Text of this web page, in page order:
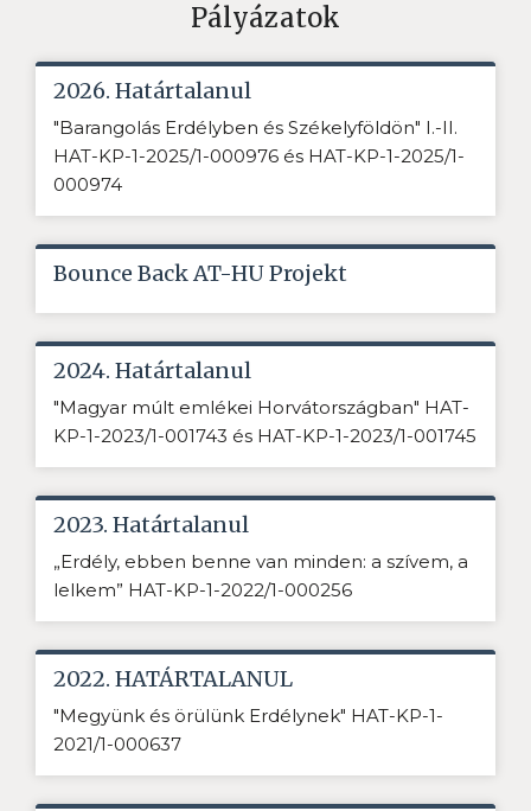
Pályázatok
2026. Határtalanul
"Barangolás Erdélyben és Székelyföldön" I.-II.
HAT-KP-1-2025/1-000976 és HAT-KP-1-2025/1-
000974
Bounce Back AT-HU Projekt
2024. Határtalanul
"Magyar múlt emlékei Horvátországban" HAT-
KP-1-2023/1-001743 és HAT-KP-1-2023/1-001745
2023. Határtalanul
„Erdély, ebben benne van minden: a szívem, a
lelkem” HAT-KP-1-2022/1-000256
2022. HATÁRTALANUL
"Megyünk és örülünk Erdélynek" HAT-KP-1-
2021/1-000637